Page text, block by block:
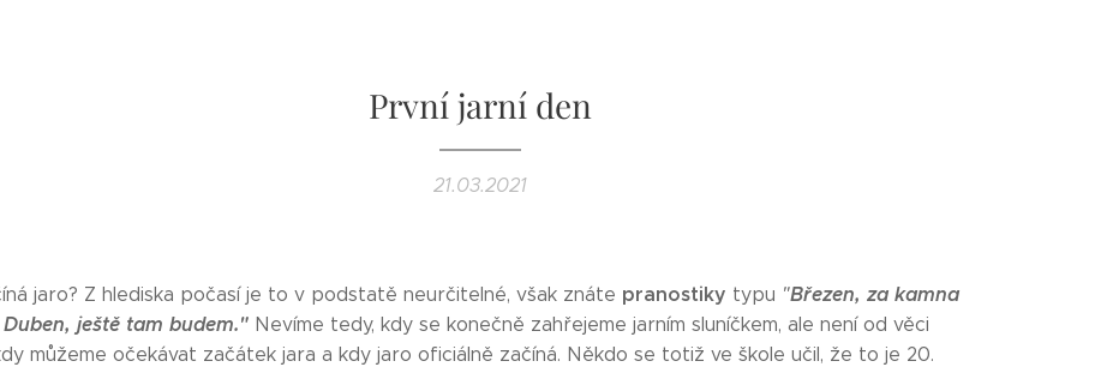
První jarní den
21.03.2021
jaro? Z hlediska počasí je to v podstatě neurčitelné, však znáte pranostiky typu "Březen, za kamna
Duben, ještě tam budem." Nevíme tedy, kdy se konečně zahřejeme jarním sluníčkem, ale není od věci
můžeme očekávat začátek jara a kdy jaro oficiálně začíná. Někdo se totiž ve škole učil, že to je 20.